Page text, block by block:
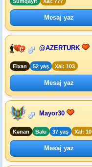
Mesaj yaz
@AZERTURK
Elxan 52 yaş Xal: 103
Mesaj yaz
Mayor30
Kənan Bakı 37 yaş Xal: 10
Mesaj yaz